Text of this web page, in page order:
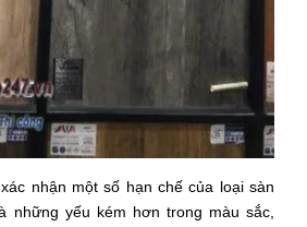
nhận một số hạn chế của loại sàn
những yếu kém hơn trong màu sắc,